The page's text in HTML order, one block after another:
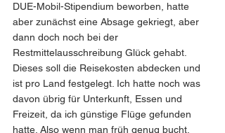
DUE-Mobil-Stipendium beworben, hatte
aber zunächst eine Absage gekriegt, aber
dann doch noch bei der
Restmittelausschreibung Glück gehabt.
Dieses soll die Reisekosten abdecken und
ist pro Land festgelegt. Ich hatte noch was
davon übrig für Unterkunft, Essen und
Freizeit, da ich günstige Flüge gefunden
hatte. Also wenn man früh genug bucht,